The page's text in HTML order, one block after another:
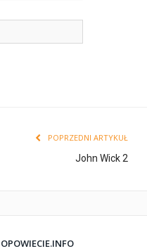
POPRZEDNI ARTYKUŁ
John Wick 2
OPOWIECIE.INFO